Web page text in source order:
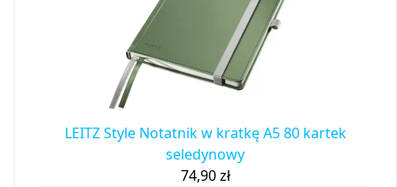
LEITZ Style Notatnik w kratkę A5 80 kartek
seledynowy
74,90zł